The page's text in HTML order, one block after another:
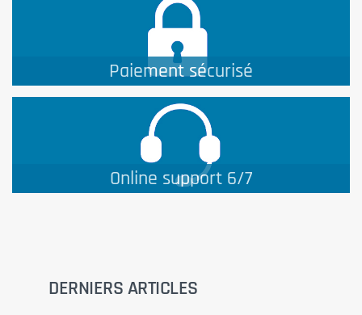
Paiement sécurisé
Online support 6/7
DERNIERS ARTICLES